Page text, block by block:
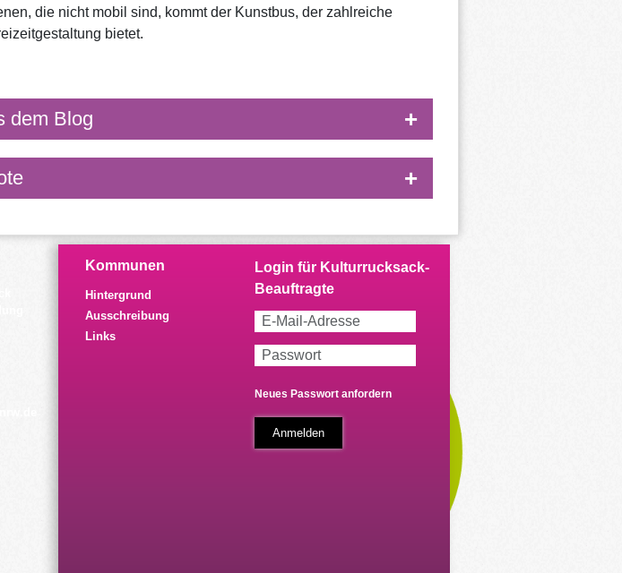
die nicht mobil sind, kommt der Kunstbus, der zahlreiche
bietet.
dem Blog
Kommunen
Hintergrund
Ausschreibung
Links
Neues Passwort anfordern